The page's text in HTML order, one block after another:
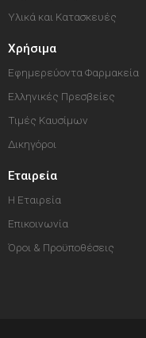
Υλικά και Κατασκευές
Χρήσιμα
Εφημερεύοντα Φαρμακεία
Ελληνικές Πρεσβείες
Τιμές Καυσίμων
Δικηγόροι
Εταιρεία
Η Εταιρεία
Επικοινωνία
Όροι & Προϋποθέσεις